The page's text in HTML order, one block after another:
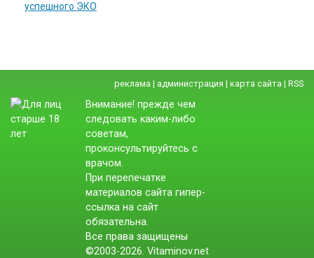
успешного ЭКО
реклама | администрация | карта сайта | RSS
Внимание! прежде чем
следовать каким-либо
советам,
проконсультируйтесь с
врачом.
При перепечатке
материалов сайта гипер-
ссылка на сайт
обязательна.
Все права защищены
©2003-2026. Vitaminov.net